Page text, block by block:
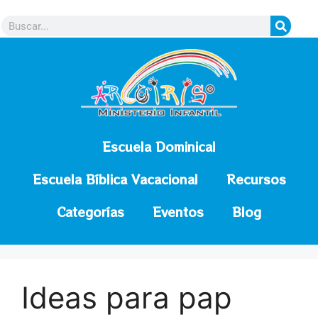
Escuela Dominical
Escuela Bíblica Vacacional
Recursos
Categorías
Eventos Blog
Ideas para pap